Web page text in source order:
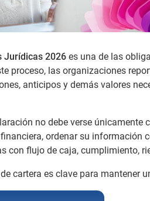
Jurídicas 2026 es una de las
proceso, las organizaciones
anticipos y demás valores
no debe verse
ordenar su información
con flujo de caja, cumplimiento,
cartera es clave para mantener